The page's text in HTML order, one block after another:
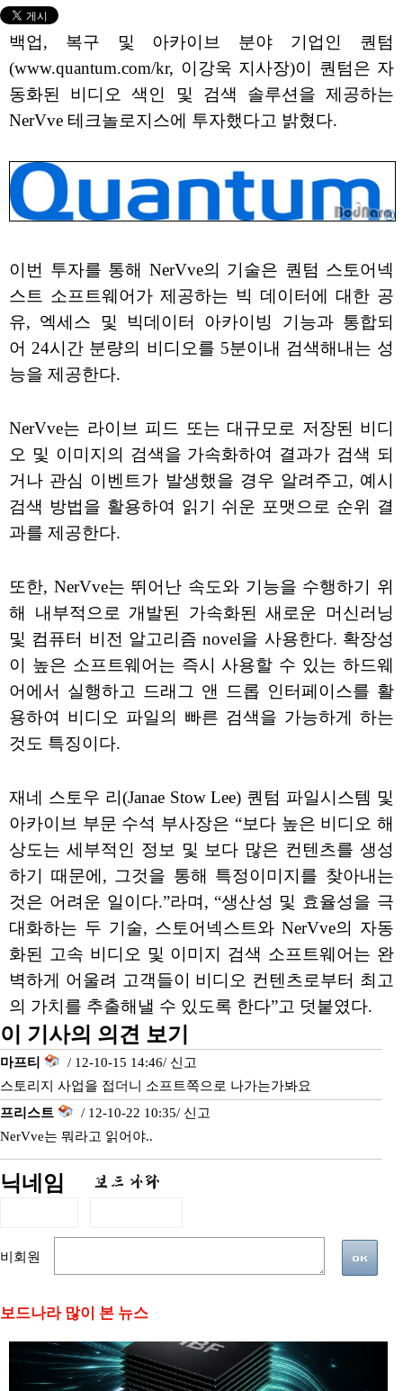
백업, 복구 및 아카이브 분야 기업인 퀀텀
(www.quantum.com/kr, 이강욱 지사장)이 퀀텀은 자
동화된 비디오 색인 및 검색 솔루션을 제공하는
NerVve 테크놀로지스에 투자했다고 밝혔다.
이번 투자를 통해 NerVve의 기술은 퀀텀 스토어넥
스트 소프트웨어가 제공하는 빅 데이터에 대한 공
유, 엑세스 및 빅데이터 아카이빙 기능과 통합되
어 24시간 분량의 비디오를 5분이내 검색해내는 성
능을 제공한다.
NerVve는 라이브 피드 또는 대규모로 저장된 비디
오 및 이미지의 검색을 가속화하여 결과가 검색 되
거나 관심 이벤트가 발생했을 경우 알려주고, 예시
검색 방법을 활용하여 읽기 쉬운 포맷으로 순위 결
과를 제공한다.
또한, NerVve는 뛰어난 속도와 기능을 수행하기 위
해 내부적으로 개발된 가속화된 새로운 머신러닝
및 컴퓨터 비전 알고리즘 novel을 사용한다. 확장성
이 높은 소프트웨어는 즉시 사용할 수 있는 하드웨
어에서 실행하고 드래그 앤 드롭 인터페이스를 활
용하여 비디오 파일의 빠른 검색을 가능하게 하는
것도 특징이다.
재네 스토우 리(Janae Stow Lee) 퀀텀 파일시스템 및
아카이브 부문 수석 부사장은 “보다 높은 비디오 해
상도는 세부적인 정보 및 보다 많은 컨텐츠를 생성
하기 때문에, 그것을 통해 특정이미지를 찾아내는
것은 어려운 일이다.”라며, “생산성 및 효율성을 극
대화하는 두 기술, 스토어넥스트와 NerVve의 자동
화된 고속 비디오 및 이미지 검색 소프트웨어는 완
벽하게 어울려 고객들이 비디오 컨텐츠로부터 최고
의 가치를 추출해낼 수 있도록 한다”고 덧붙였다.
이 기사의 의견 보기
마프티 / 12-10-15 14:46/ 신고
스토리지 사업을 접더니 소프트쪽으로 나가는가봐요
프리스트
/ 12-10-22 10:35/ 신고
NerVve는 뭐라고 읽어야..
닉네임
비회원
보드나라 많이 본 뉴스